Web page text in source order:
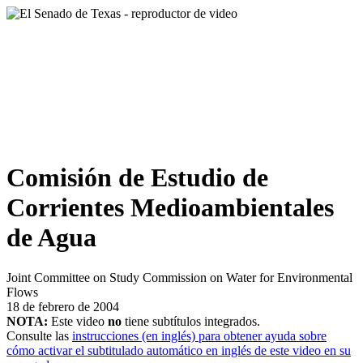
Comisión de Estudio de
Corrientes Medioambientales
de Agua
Joint Committee on Study Commission on Water for Environmental
Flows
18 de febrero de 2004
NOTA: Este video no tiene subtítulos integrados.
Consulte las instrucciones (en inglés) para obtener ayuda sobre
cómo activar el subtitulado automático en inglés de este video en su